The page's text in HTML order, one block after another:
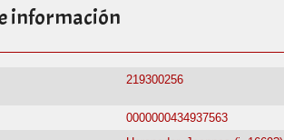
información
219300256
0000000434937563